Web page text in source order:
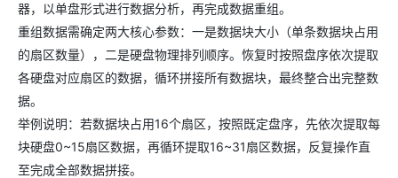
器，以单盘形式进行数据分析，再完成数据重组。
重组数据需确定两大核心参数：一是数据块大小（单条数据块占用
的扇区数量），二是硬盘物理排列顺序。恢复时按照盘序依次提取
各硬盘对应扇区的数据，循环拼接所有数据块，最终整合出完整数
据。
举例说明：若数据块占用16个扇区，按照既定盘序，先依次提取每
块硬盘0~15扇区数据，再循环提取16~31扇区数据，反复操作直
至完成全部数据拼接。